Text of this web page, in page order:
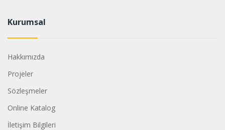
Kurumsal
Hakkımızda
Projeler
Sözleşmeler
Online Katalog
İletişim Bilgileri